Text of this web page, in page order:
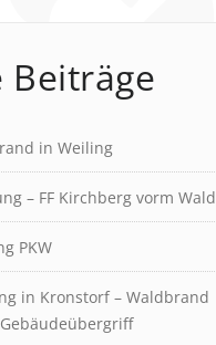
Beiträge
in Weiling
– FF Kirchberg vorm Wald
PKW
in Kronstorf – Waldbrand